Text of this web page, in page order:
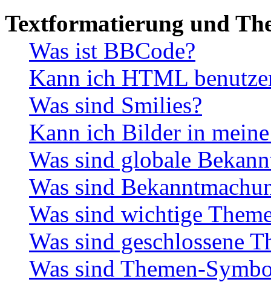
Textformatierung und
Was ist BBCode?
Kann ich HTML
Was sind Smilies?
Kann ich Bilder in
Was sind globale
Was sind
Was sind wichtige
Was sind geschlossene
Was sind Themen-